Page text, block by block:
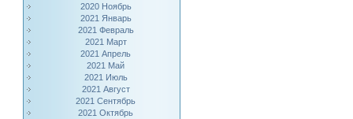
2020 Ноябрь
2021 Январь
2021 Февраль
2021 Март
2021 Апрель
2021 Май
2021 Июль
2021 Август
2021 Сентябрь
2021 Октябрь